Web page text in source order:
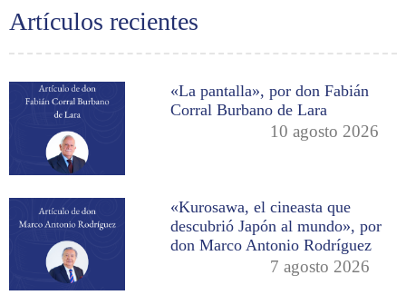
Artículos recientes
«La pantalla», por don Fabián
Corral Burbano de Lara
10 agosto 2026
«Kurosawa, el cineasta que
descubrió Japón al mundo», por
don Marco Antonio Rodríguez
7 agosto 2026